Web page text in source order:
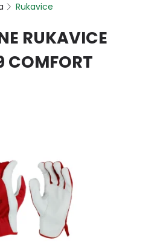
Rukavice
RUKAVICE
COMFORT